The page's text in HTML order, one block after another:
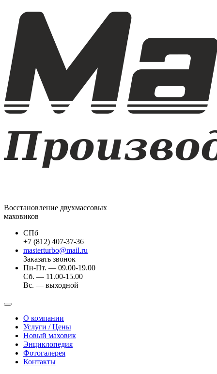
Восстановление двухмассовых
маховиков
СПб
+7 (812) 407-37-36
masterturbo@mail.ru
Заказать звонок
Пн-Пт. — 09.00-19.00
Сб. — 11.00-15.00
Вс. — выходной
О компании
Услуги / Цены
Новый маховик
Энциклопедия
Фотогалерея
Контакты